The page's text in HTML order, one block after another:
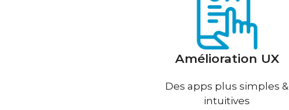
Amélioration UX
Des apps plus simples &
intuitives